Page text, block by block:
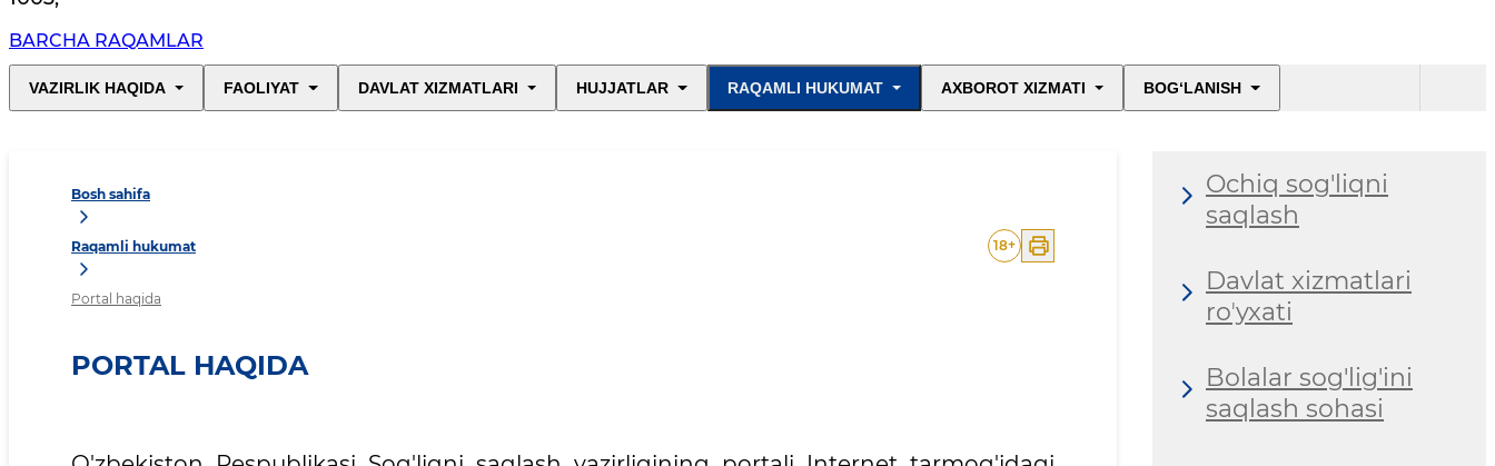
BARCHA RAQAMLAR
VAZIRLIK HAQIDA FAOLIYAT DAVLAT XIZMATLARI HUJJATLAR RAQAMLI HUKUMAT AXBOROT XIZMATI BOG‘LANISH
Bosh sahifa
Raqamli hukumat
Portal haqida
18+
PORTAL HAQIDA
Ochiq sog'liqni
saqlash
Davlat xizmatlari
roʼyxati
Bolalar sog'lig'ini
saqlash sohasi